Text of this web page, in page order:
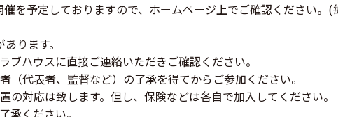
を予定しておりますので、ホームページ上でご確認ください。(
ります。
ハウスに直接ご連絡いただきご確認ください。
代表者、監督など）の了承を得てからご参加ください。
対応は致します。但し、保険などは各自で加入してください。
ください。